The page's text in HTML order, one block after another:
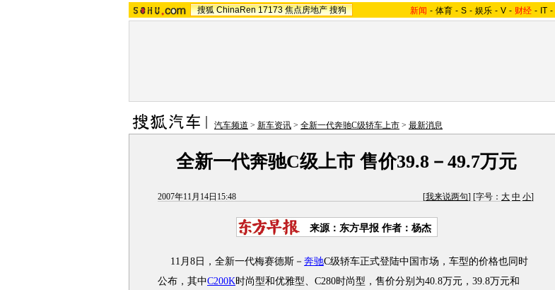
搜狐 ChinaRen 17173 焦点房地产 搜狗 新闻 - 体育 - S - 娱乐 - V - 财经 - IT -
汽车频道 > 新车资讯 > 全新一代奔驰C级轿车上市 > 最新消息
全新一代奔驰C级上市 售价39.8－49.7万元
2007年11月14日15:48 [我来说两句] [字号： 大 中 小]
来源：东方早报 作者：杨杰
11月8日，全新一代梅赛德斯－ 奔驰C级轿车正式登陆中国市场，车型的价格也同时
公布，其中C200K时尚型和优雅型、C280时尚型，售价分别为40.8万元，39.8万元和